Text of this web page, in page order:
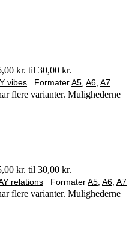
kr. til 30,00 kr.
vibes FormaterA5 A6 A7
flere varianter. Mulighederne
kr. til 30,00 kr.
relations FormaterA5 A6 A7
flere varianter. Mulighederne